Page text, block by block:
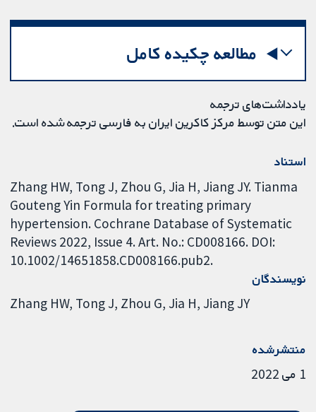
مطالعه چکیده کامل
یادداشت‌های ترجمه
این متن توسط مرکز کاکرین ایران به فارسی ترجمه شده است.
استناد
Zhang HW, Tong J, Zhou G, Jia H, Jiang JY. Tianma
Gouteng Yin Formula for treating primary
hypertension. Cochrane Database of Systematic
Reviews 2022, Issue 4. Art. No.: CD008166. DOI:
10.1002/14651858.CD008166.pub2.
نویسندگان
Zhang HW Tong J Zhou G Jia H Jiang JY
منتشرشده
1 می 2022